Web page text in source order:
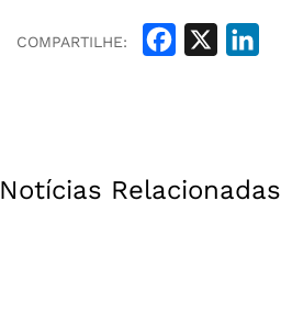
COMPARTILHE: Facebook
Notícias Relacionadas